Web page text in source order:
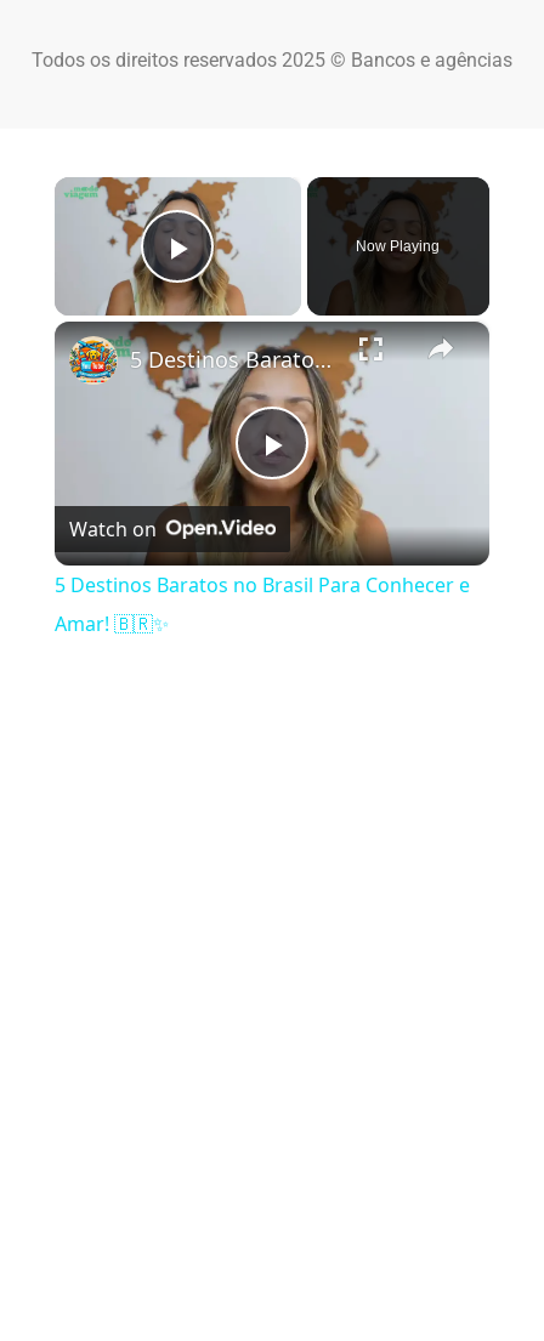
Todos os direitos reservados 2025 © Bancos e agências
×
Play Video
Now Playing
×
Play Video
5 Destinos Baratos no Brasil Para Conhecer e Amar! 🇧🇷✨
Watch on
5 Destinos Baratos no Brasil Para Conhecer e
Amar! 🇧🇷✨